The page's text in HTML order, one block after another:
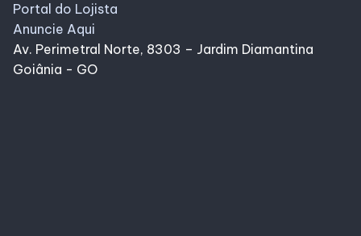
Portal do Lojista
Anuncie Aqui
Av. Perimetral Norte, 8303 – Jardim Diamantina
Goiânia - GO